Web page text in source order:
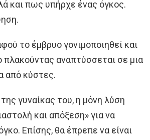
και πως υπήρχε ένας όγκος.
το έμβρυο γονιμοποιηθεί και
πλακούντας αναπτύσσεται σε μια
από κύστες.
γυναίκας του, η μόνη λύση
και απόξεση» για να
Επίσης, θα έπρεπε να είναι